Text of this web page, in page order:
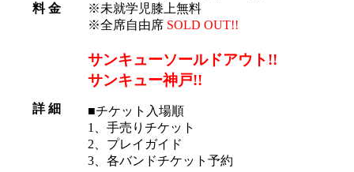
料 金
※未就学児膝上無料
※全席自由席 SOLD OUT!!
詳 細
サンキューソールドアウト!!
サンキュー神戸!!
■チケット入場順
1、手売りチケット
2、プレイガイド
3、各バンドチケット予約